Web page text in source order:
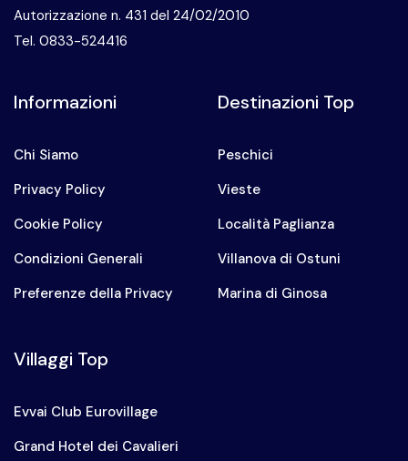
Autorizzazione n. 431 del 24/02/2010
Tel. 0833-524416
Informazioni
Chi Siamo
Privacy Policy
Cookie Policy
Condizioni Generali
Preferenze della Privacy
Destinazioni Top
Peschici
Vieste
Località Paglianza
Villanova di Ostuni
Marina di Ginosa
Villaggi Top
Evvai Club Eurovillage
Grand Hotel dei Cavalieri